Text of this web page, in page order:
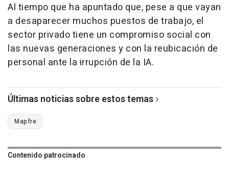
Al tiempo que ha apuntado que, pese a que vayan
a desaparecer muchos puestos de trabajo, el
sector privado tiene un compromiso social con
las nuevas generaciones y con la reubicación de
personal ante la irrupción de la IA.
Últimas noticias sobre estos temas
Mapfre
Contenido patrocinado